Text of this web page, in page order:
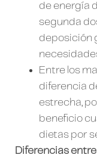
de energía
segunda
deposición
Entre los
diferencia
estrecha,
beneficio
dietas por
Diferencias